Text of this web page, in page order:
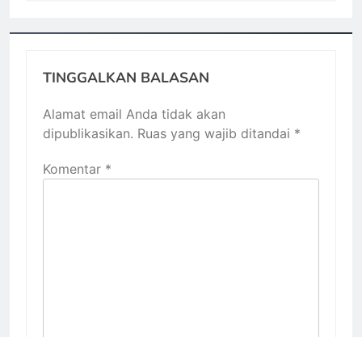
TINGGALKAN BALASAN
Alamat email Anda tidak akan
dipublikasikan. Ruas yang wajib ditandai *
Komentar *